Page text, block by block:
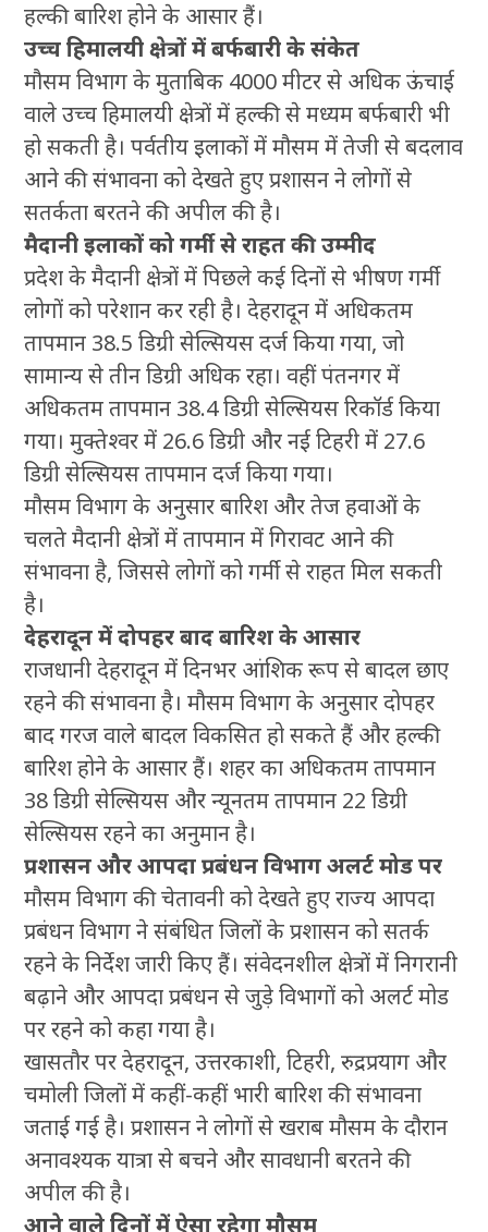
हल्की बारिश होने के आसार हैं।
उच्च हिमालयी क्षेत्रों में बर्फबारी के संकेत
मौसम विभाग के मुताबिक 4000 मीटर से अधिक ऊंचाई
वाले उच्च हिमालयी क्षेत्रों में हल्की से मध्यम बर्फबारी भी
हो सकती है। पर्वतीय इलाकों में मौसम में तेजी से बदलाव
आने की संभावना को देखते हुए प्रशासन ने लोगों से
सतर्कता बरतने की अपील की है।
मैदानी इलाकों को गर्मी से राहत की उम्मीद
प्रदेश के मैदानी क्षेत्रों में पिछले कई दिनों से भीषण गर्मी
लोगों को परेशान कर रही है। देहरादून में अधिकतम
तापमान 38.5 डिग्री सेल्सियस दर्ज किया गया, जो
सामान्य से तीन डिग्री अधिक रहा। वहीं पंतनगर में
अधिकतम तापमान 38.4 डिग्री सेल्सियस रिकॉर्ड किया
गया। मुक्तेश्वर में 26.6 डिग्री और नई टिहरी में 27.6
डिग्री सेल्सियस तापमान दर्ज किया गया।
मौसम विभाग के अनुसार बारिश और तेज हवाओं के
चलते मैदानी क्षेत्रों में तापमान में गिरावट आने की
संभावना है, जिससे लोगों को गर्मी से राहत मिल सकती
है।
देहरादून में दोपहर बाद बारिश के आसार
राजधानी देहरादून में दिनभर आंशिक रूप से बादल छाए
रहने की संभावना है। मौसम विभाग के अनुसार दोपहर
बाद गरज वाले बादल विकसित हो सकते हैं और हल्की
बारिश होने के आसार हैं। शहर का अधिकतम तापमान
38 डिग्री सेल्सियस और न्यूनतम तापमान 22 डिग्री
सेल्सियस रहने का अनुमान है।
प्रशासन और आपदा प्रबंधन विभाग अलर्ट मोड पर
मौसम विभाग की चेतावनी को देखते हुए राज्य आपदा
प्रबंधन विभाग ने संबंधित जिलों के प्रशासन को सतर्क
रहने के निर्देश जारी किए हैं। संवेदनशील क्षेत्रों में निगरानी
बढ़ाने और आपदा प्रबंधन से जुड़े विभागों को अलर्ट मोड
पर रहने को कहा गया है।
खासतौर पर देहरादून, उत्तरकाशी, टिहरी, रुद्रप्रयाग और
चमोली जिलों में कहीं-कहीं भारी बारिश की संभावना
जताई गई है। प्रशासन ने लोगों से खराब मौसम के दौरान
अनावश्यक यात्रा से बचने और सावधानी बरतने की
अपील की है।
आने वाले दिनों में ऐसा रहेगा मौसम